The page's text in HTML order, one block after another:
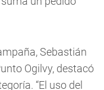
Sebastián
Ogilvy, destacó
“El uso del